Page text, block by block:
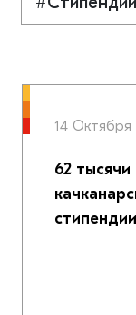
14 Октября
62 тысячи